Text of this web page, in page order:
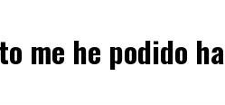
me he podido